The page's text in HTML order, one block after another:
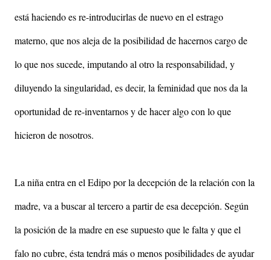
está haciendo es re-introducirlas de nuevo en el estrago
materno, que nos aleja de la posibilidad de hacernos cargo de
lo que nos sucede, imputando al otro la responsabilidad, y
diluyendo la singularidad, es decir, la feminidad que nos da la
oportunidad de re-inventarnos y de hacer algo con lo que
hicieron de nosotros.
La niña entra en el Edipo por la decepción de la relación con la
madre, va a buscar al tercero a partir de esa decepción. Según
la posición de la madre en ese supuesto que le falta y que el
falo no cubre, ésta tendrá más o menos posibilidades de ayudar